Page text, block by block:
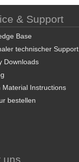
& Support
Base
technischer Support
Downloads
Material Instructions
bestellen
uns